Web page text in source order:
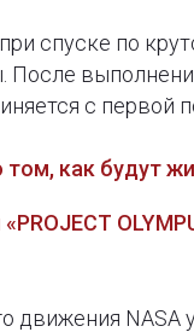
спуске по
После
с первой
том, как будут
«PROJECT
движения